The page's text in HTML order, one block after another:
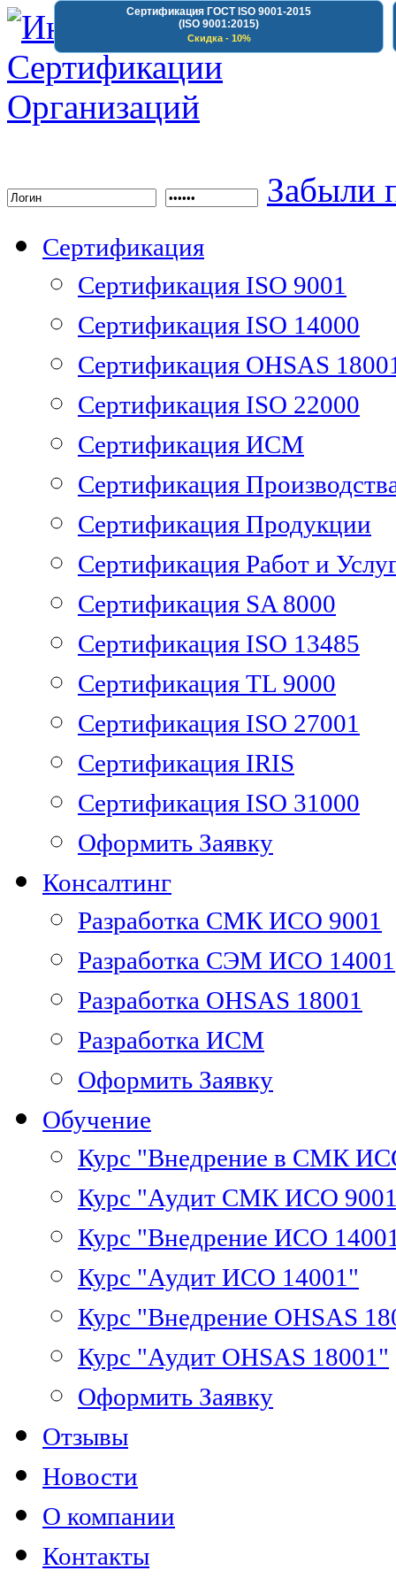
Сертификация ГОСТ ISO 9001-2015
(ISO 9001:2015)
Скидка - 10%
Забыли
Сертификация
Сертификация ISO 9001
Сертификация ISO 14000
Сертификация OHSAS
Сертификация ISO 22000
Сертификация ИСМ
Сертификация
Сертификация Продукции
Сертификация Работ и
Сертификация SA 8000
Сертификация ISO 13485
Сертификация TL 9000
Сертификация ISO 27001
Сертификация IRIS
Сертификация ISO 31000
Оформить Заявку
Консалтинг
Разработка СМК ИСО 9001
Разработка СЭМ ИСО 14001
Разработка OHSAS 18001
Разработка ИСМ
Оформить Заявку
Обучение
Курс "Внедрение в СМК
Курс "Аудит СМК ИСО
Курс "Внедрение ИСО
Курс "Аудит ИСО 14001"
Курс "Внедрение OHSAS
Курс "Аудит OHSAS 18001"
Оформить Заявку
Отзывы
Новости
О компании
Контакты